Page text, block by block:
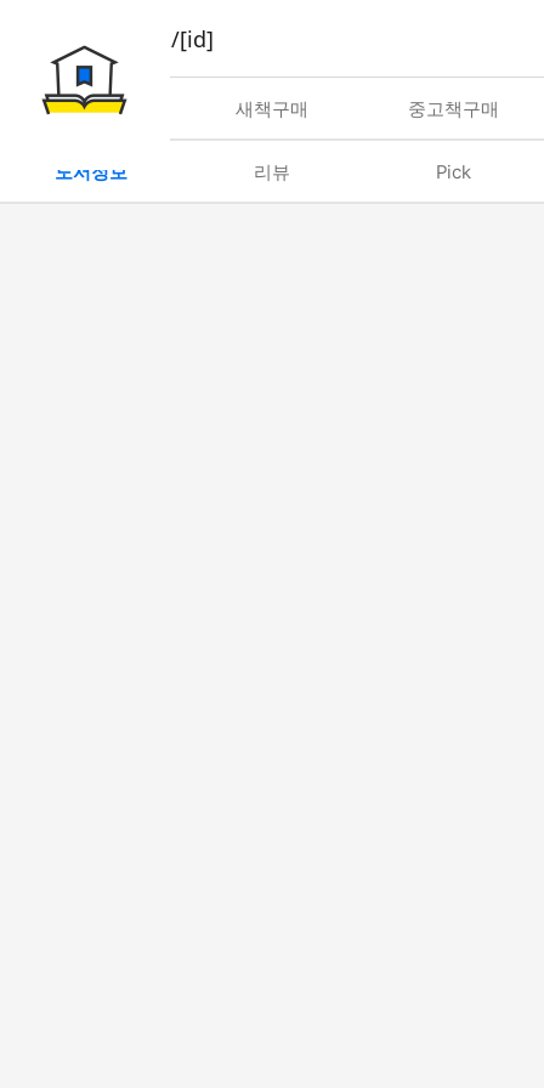
book/rent/[id]
대여 새책구매 중고책구매
도서정보 리뷰 Pick